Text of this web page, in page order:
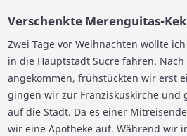
Verschenkte Merenguitas-
Zwei Tage vor Weihnachten wollte
in die Hauptstadt Sucre fahren.
angekommen, frühstückten wir erst
gingen wir zur Franziskuskirche und
auf die Stadt. Da es einer
wir eine Apotheke auf. Während wir